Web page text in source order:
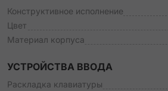
Конструктивное исполнение
Цвет
Материал корпуса
УСТРОЙСТВА ВВОДА
Раскладка клавиатуры